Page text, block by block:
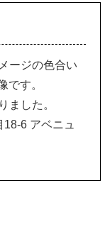
ージの色合い
です。
ました。
6 アベニュ